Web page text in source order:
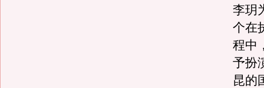
李玥
个在
程中
予扮
昆的